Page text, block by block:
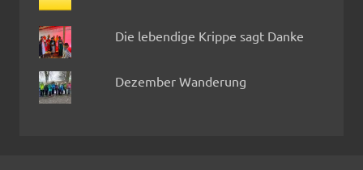
Die lebendige Krippe sagt Danke
Dezember Wanderung